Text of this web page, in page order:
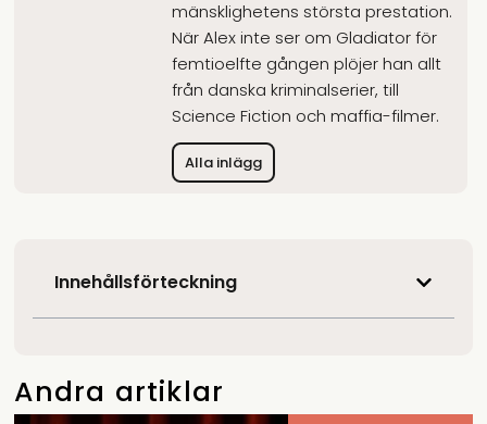
mänsklighetens största prestation.
När Alex inte ser om Gladiator för
femtioelfte gången plöjer han allt
från danska kriminalserier, till
Science Fiction och maffia-filmer.
Alla inlägg
Innehållsförteckning
Andra artiklar